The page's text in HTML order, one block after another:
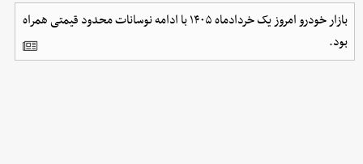
بازار خودرو امروز یک خردادماه ۱۴۰۵ با ادامه نوسانات محدود قیمتی همراه
بود.